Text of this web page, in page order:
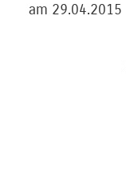
am 29.04.2015